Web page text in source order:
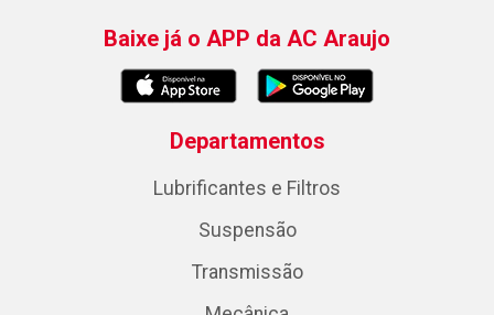
Baixe já o APP da AC Araujo
Departamentos
Lubrificantes e Filtros
Suspensão
Transmissão